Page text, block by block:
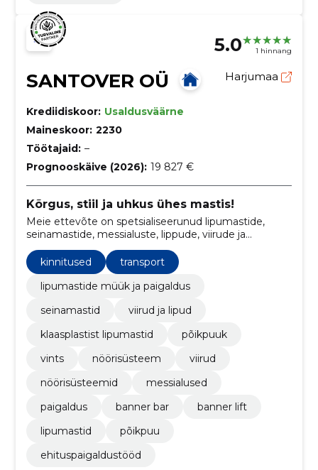
5.0 1 hinnang
SANTOVER OÜ Harjumaa
Krediidiskoor: Usaldusväärne
Maineskoor: 2230
Töötajaid: –
Prognooskäive (2026): 19 827 €
Kõrgus, stiil ja uhkus ühes mastis!
Meie ettevõte on spetsialiseerunud lipumastide,
seinamastide, messialuste, lippude, viirude ja
nöörisüsteemide paigaldusele ning kinnitusele. Meie
kogenud meeskond tagab professionaalse ja
esteetiliselt meeldiva lahenduse, mis lisab uhkust ja
elegantsi igale keskkonnale.
kinnitused
transport
lipumastide müük ja paigaldus
seinamastid
viirud ja lipud
klaasplastist lipumastid
põikpuuk
vints
nöörisüsteem
viirud
nöörisüsteemid
messialused
paigaldus
banner bar
banner lift
lipumastid
põikpuu
ehituspaigaldustööd